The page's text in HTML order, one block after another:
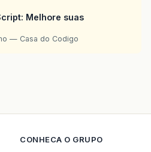
Melhore suas
— Casa do Codigo
CONHECA O GRUPO